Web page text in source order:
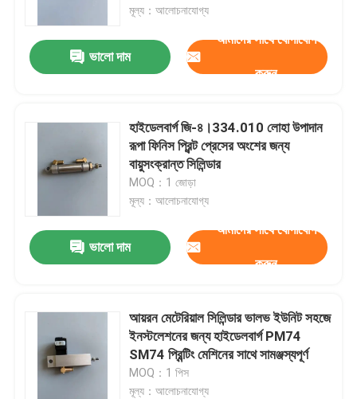
মামলা
অফসেট প্রিন্টিং অংশ
হাইডেলবার্গ প্রিন্টিং মেশিনের যন্ত্রাংশ
মুলার মার্টিনি রিপেয়ার পার্টস
সাকশন বেল্ট
মূল্য：আলোচনাযোগ্য
ভালো দাম
আমাদের সাথে যোগাযোগ
করুন
হাইডেলবার্গ জি-৪।334.010 লোহা উপাদান
রূপা ফিনিস প্রিন্ট প্রেসের অংশের জন্য
বায়ুসংক্রান্ত সিলিন্ডার
MOQ：1 জোড়া
মূল্য：আলোচনাযোগ্য
ভালো দাম
আমাদের সাথে যোগাযোগ
করুন
আয়রন মেটেরিয়াল সিলিন্ডার ভালভ ইউনিট সহজে
ইনস্টলেশনের জন্য হাইডেলবার্গ PM74
SM74 প্রিন্টিং মেশিনের সাথে সামঞ্জস্যপূর্ণ
MOQ：1 পিস
মূল্য：আলোচনাযোগ্য